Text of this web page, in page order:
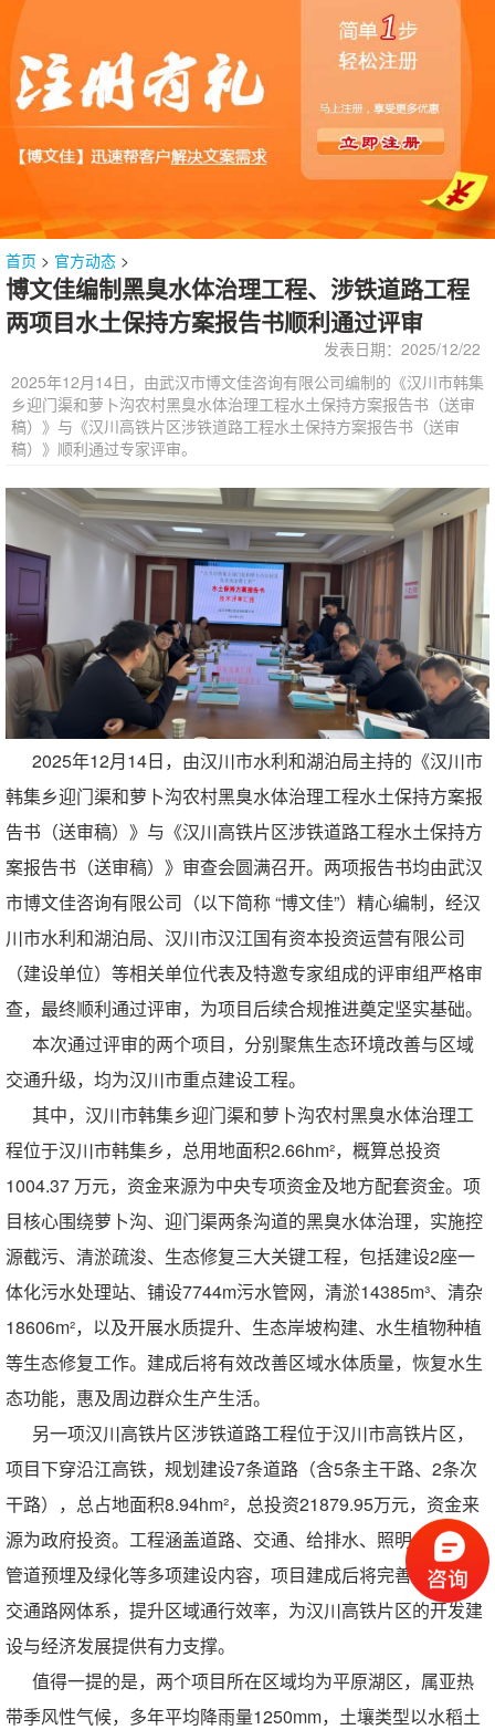
首页 > 官方动态 >
博文佳编制黑臭水体治理工程、涉铁道路工程
两项目水土保持方案报告书顺利通过评审
发表日期：2025/12/22
2025年12月14日，由武汉市博文佳咨询有限公司编制的《汉川市韩集
乡迎门渠和萝卜沟农村黑臭水体治理工程水土保持方案报告书（送审
稿）》与《汉川高铁片区涉铁道路工程水土保持方案报告书（送审
稿）》顺利通过专家评审。
2025年12月14日，由汉川市水利和湖泊局主持的《汉川市
韩集乡迎门渠和萝卜沟农村黑臭水体治理工程水土保持方案报
告书（送审稿）》与《汉川高铁片区涉铁道路工程水土保持方
案报告书（送审稿）》审查会圆满召开。两项报告书均由武汉
市博文佳咨询有限公司（以下简称 “博文佳”）精心编制，经汉
川市水利和湖泊局、汉川市汉江国有资本投资运营有限公司
（建设单位）等相关单位代表及特邀专家组成的评审组严格审
查，最终顺利通过评审，为项目后续合规推进奠定坚实基础。
本次通过评审的两个项目，分别聚焦生态环境改善与区域
交通升级，均为汉川市重点建设工程。
其中，汉川市韩集乡迎门渠和萝卜沟农村黑臭水体治理工
程位于汉川市韩集乡，总用地面积2.66hm²，概算总投资
1004.37 万元，资金来源为中央专项资金及地方配套资金。项
目核心围绕萝卜沟、迎门渠两条沟道的黑臭水体治理，实施控
源截污、清淤疏浚、生态修复三大关键工程，包括建设2座一
体化污水处理站、铺设7744m污水管网，清淤14385m³、清杂
18606m²，以及开展水质提升、生态岸坡构建、水生植物种植
等生态修复工作。建成后将有效改善区域水体质量，恢复水生
态功能，惠及周边群众生产生活。
另一项汉川高铁片区涉铁道路工程位于汉川市高铁片区，
项目下穿沿江高铁，规划建设7条道路（含5条主干路、2条次
干路），总占地面积8.94hm²，总投资21879.95万元，资金来
源为政府投资。工程涵盖道路、交通、给排水、照明、桥梁、
管道预埋及绿化等多项建设内容，项目建成后将完善高铁片区
交通路网体系，提升区域通行效率，为汉川高铁片区的开发建
设与经济发展提供有力支撑。
值得一提的是，两个项目所在区域均为平原湖区，属亚热
带季风性气候，多年平均降雨量1250mm，土壤类型以水稻土